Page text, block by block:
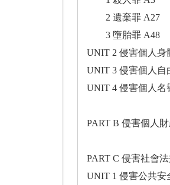
2 遺棄罪 A27
3 墮胎罪
UNIT 2 侵害個人身
UNIT 3 侵害個人自
UNIT 4 侵害個人名
PART B 侵害個人
PART C 侵害社會
UNIT 1 侵害公共安